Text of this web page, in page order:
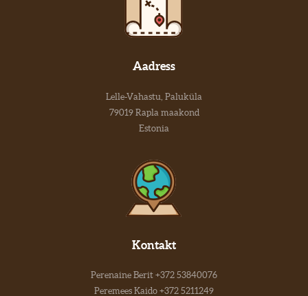
Aadress
Lelle-Vahastu, Paluküla
79019 Rapla maakond
Estonia
Kontakt
Perenaine Berit +372 53840076
Peremees Kaido +372 5211249